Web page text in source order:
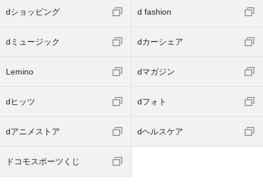
dショッピング d fashion
dミュージック dカーシェア
Lemino dマガジン
dヒッツ dフォト
dアニメストア dヘルスケア
ドコモスポーツくじ